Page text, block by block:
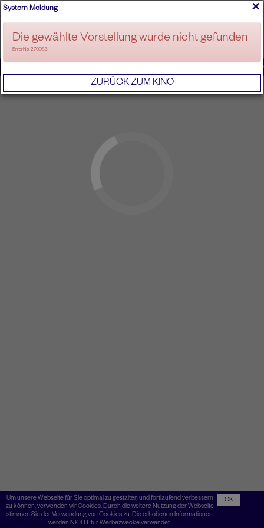
ANMELDEN
Um unsere Webseite für Sie optimal zu gestalten und fortlaufend verbessern
zu können, verwenden wir Cookies. Durch die weitere Nutzung der Webseite
stimmen Sie der Verwendung von Cookies zu. Die erhobenen Informationen
werden NICHT für Werbezwecke verwendet.
OK
×
System Meldung
Die gewählte Vorstellung wurde nicht gefunden
ErrorNo. 270083
ZURÜCK ZUM KINO